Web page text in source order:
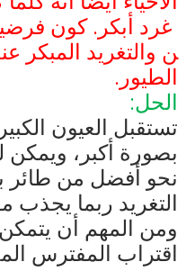
غرد أبكر. كون
ن والتغريد المبكر
الطيور.
الحل:
تستقبل العيون
بصورة أكبر،
نحو أفضل من طائر
‏التغريد ربما
ومن المهم أن
اقتراب المفترس